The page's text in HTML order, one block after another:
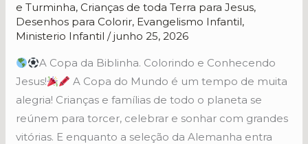
e Turminha, Crianças de toda Terra para Jesus,
Desenhos para Colorir, Evangelismo Infantil,
Ministerio Infantil /junho 25, 2026
A Copa da Biblinha. Colorindo e Conhecendo
Jesus!
A Copa do Mundo é um tempo de muita
alegria! Crianças e famílias de todo o planeta se
reúnem para torcer, celebrar e sonhar com grandes
vitórias. E enquanto a seleção da Alemanha entra
da
Biblinha